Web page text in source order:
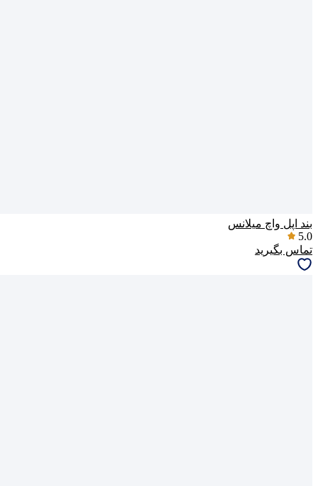
بند اپل واچ میلانس
5.0
تماس بگیرید